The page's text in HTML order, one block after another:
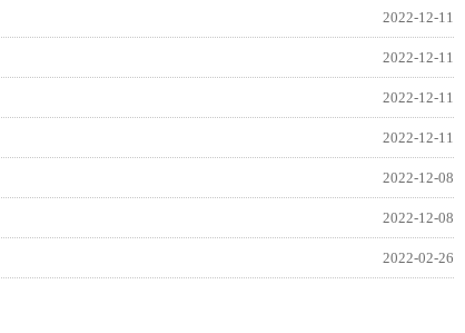
2022-12-11
2022-12-11
2022-12-11
2022-12-11
2022-12-08
2022-12-08
2022-02-26